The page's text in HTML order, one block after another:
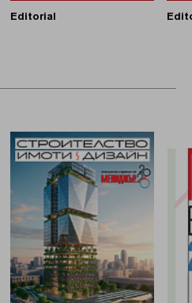
Editorial